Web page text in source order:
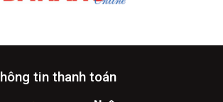
fomix, nhựa Composi và được trang trí
tin thanh toán